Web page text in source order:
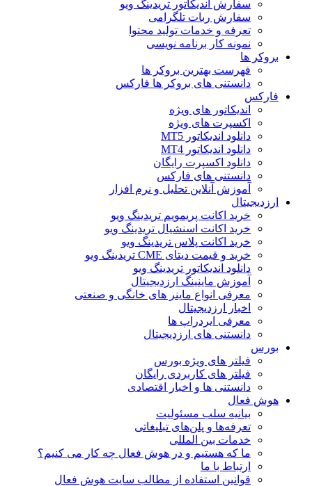
سفارش اندیکاتور تریدینگ ویو
سفارش ربات تلگرامی
تعرفه و خدمات تولید محتوا
نمونه کار برنامه نویسی
بروکر ها
فهرست بهترین بروکر ها
دانستنی های بروکر ها فارکس
فارکس
اندیکاتور های ویژه
اکسپرت های ویژه
دانلود اندیکاتور MT5
دانلود اندیکاتور MT4
دانلود اکسپرت رایگان
دانستنی های فارکس
آموزش آنلاین تحلیل و نرم افزار
ارزدیجیتال
خرید اکانت پریمویم تریدینگ ویو
خرید اکانت اسنشیال تریدینگ ویو
خرید اکانت پلاس تریدینگ ویو
خرید و قیمت دیتای CME تریدینگ ویو
دانلود اندیکاتور تریدینگ ویو
آموزش ماینینگ ارزدیجیتال
معرفی انواع ماینر های خانگی و صنعتی
اخبار ارزدیجیتال
معرفی ایردراپ ها
دانستنی های ارزدیجیتال
بورس
فیلتر های ویژه بورس
فیلتر های کاربردی رایگان
دانستنی ها و اخبار اقتصادی
هوش فعال
بیانیه سلب مسئولیت
تعرفه‌ها و پلن‌های تبلیغاتی
خدمات بین المللی
ما که هستیم و در هوش فعال چه کار می کنیم؟
ارتباط با ما
قوانین استفاده از مطالب سایت هوش فعال